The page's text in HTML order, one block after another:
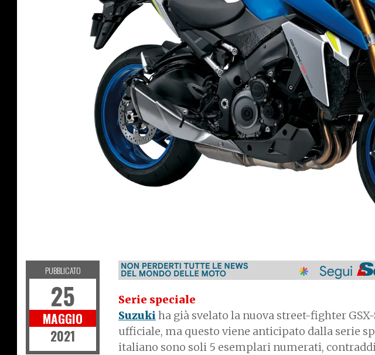
Serie speciale
Suzuki ha già svelato la nuova street-fighter
ufficiale, ma questo viene anticipato dalla serie
italiano sono soli 5 esemplari numerati,
PUBBLICATO
25
MAGGIO
2021